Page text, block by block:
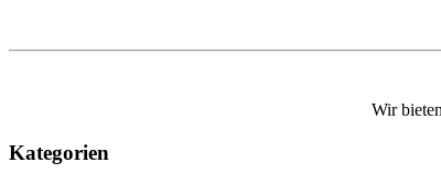
Wir
Kategorien